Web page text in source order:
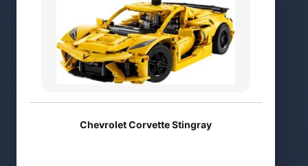
Chevrolet Corvette Stingray